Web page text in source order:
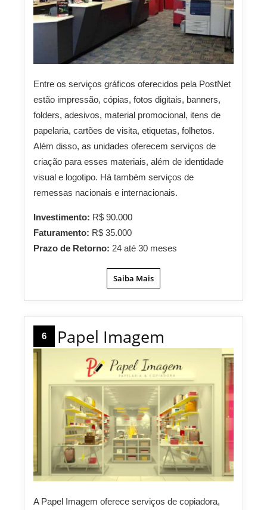
Entre os serviços gráficos oferecidos pela PostNet
estão impressão, cópias, fotos digitais, banners,
folders, adesivos, material promocional, itens de
papelaria, cartões de visita, etiquetas, folhetos.
Além disso, as unidades oferecem serviços de
criação para esses materiais, além de identidade
visual e logotipo. Há também serviços de
remessas nacionais e internacionais.
Investimento: R$ 90.000
Faturamento: R$ 35.000
Prazo de Retorno: 24 até 30 meses
Saiba Mais
6 Papel Imagem
A Papel Imagem oferece serviços de copiadora,